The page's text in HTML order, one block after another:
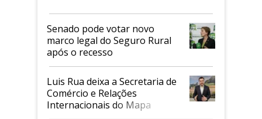
Senado pode votar novo
marco legal do Seguro Rural
após o recesso
Luis Rua deixa a Secretaria de
Comércio e Relações
Internacionais do Mapa